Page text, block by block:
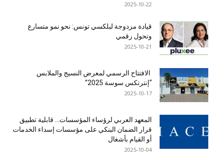
2025-10-22
قيادة مزدوجة لبلكسي تونس: نحو نمو متسارع
وتحول رقمي
2025-10-21
الافتتاح الرسمي لمعرض النسيج والملابس
“إنترتكس سوسة 2025”
2025-10-17
المعهد العربي لرؤساء المؤسسات… قابلية تطبيق
قرار الضمان البنكي على مؤسسات إسداء الخدمات
أو القيام بأشغال
2025-10-04